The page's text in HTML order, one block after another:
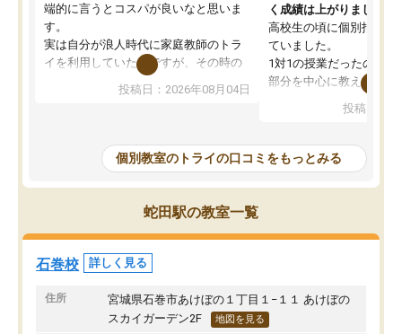
端的に言うとコスパが良いなと思いま
す。
実は自分が浪人時代に家庭教師のトラ
イを利用していたのですが、その時の
月謝がとても高くトライに良いイメー
ジがありませんでした。
し始めた形です。
しかし、以前とは違い料金がリーズナ
ブルでびっくりしました。
通って1年以上ですが、勉強への取り組
み方が真っすぐに変化（率先して自宅
で復習や予習をする）し成績も向上し
ています。
駅前なので送り迎えが少々負担になっ
ていますが、それを加味しても通って
損はないなと感じています。
投稿日：2026年08月04日
く成績は上がりました。
高校生の頃に個別指導の
ていました。
1対1の授業だったので、
部分を中心に教えてもら
わからないところもそ
もらえたので、勉強への
しずつなくなりました。
その結果成績も上がり、
たのを覚えています。
塾だと思います。
投稿日：
個別教室のトライの口コミをもっとみる
蛇田駅の教室一覧
石巻校 詳しく見る
住所
宮城県石巻市あけぼの１丁目１−１１ あけぼの
スカイガーデン2F
地図を見る